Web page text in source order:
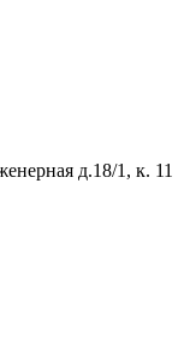
д.18/1, к. 11